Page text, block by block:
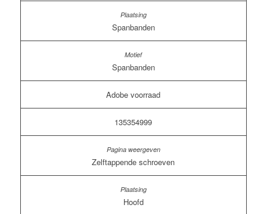
Spanbanden
Spanbanden
Adobe voorraad
135354999
Zelftappende schroeven
Hoofd